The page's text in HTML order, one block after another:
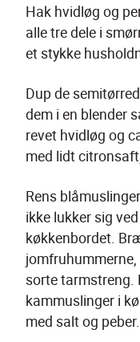
Hak hvidløg og
alle tre dele i
et stykke
Dup de
dem i en blender
revet hvidløg og
med lidt
Rens
ikke lukker sig
køkkenbordet.
sorte tarmstreng.
kammuslinger i
med salt og peber.